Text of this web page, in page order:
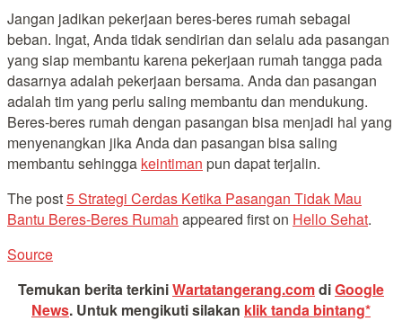
Jangan jadikan pekerjaan beres-beres rumah sebagai
beban. Ingat, Anda tidak sendirian dan selalu ada pasangan
yang siap membantu karena pekerjaan rumah tangga pada
dasarnya adalah pekerjaan bersama. Anda dan pasangan
adalah tim yang perlu saling membantu dan mendukung.
Beres-beres rumah dengan pasangan bisa menjadi hal yang
menyenangkan jika Anda dan pasangan bisa saling
membantu sehingga keintiman pun dapat terjalin.
The post5 Strategi Cerdas Ketika Pasangan Tidak Mau
Bantu Beres-Beres Rumah appeared first on Hello Sehat.
Source
Temukan berita terkiniWartatangerang.comdiGoogle
News. Untuk mengikuti silakan klik tanda bintang*